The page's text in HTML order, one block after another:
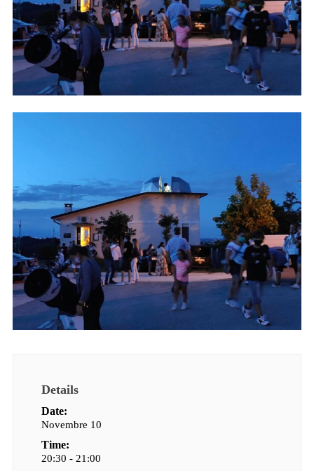
Details
Date:
Novembre 10
Time:
20:30 - 21:00